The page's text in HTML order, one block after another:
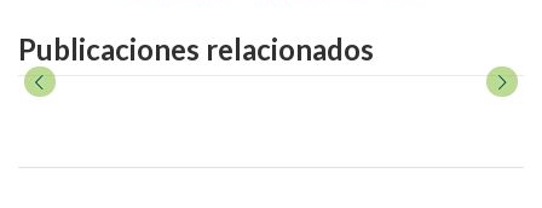
Publicaciones relacionados